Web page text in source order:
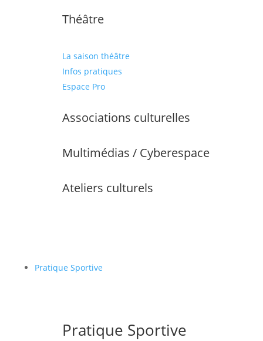
Théâtre
La saison théâtre
Infos pratiques
Espace Pro
Associations culturelles
Multimédias / Cyberespace
Ateliers culturels
Pratique Sportive
Pratique Sportive